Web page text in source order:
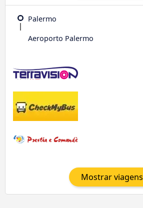
Palermo
Aeroporto Palermo
Mostrar viagens